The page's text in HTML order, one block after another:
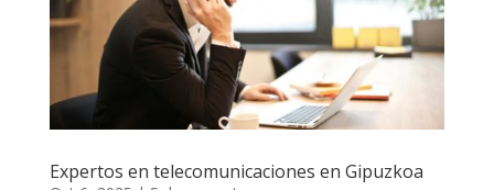
Expertos en telecomunicaciones en Gipuzkoa